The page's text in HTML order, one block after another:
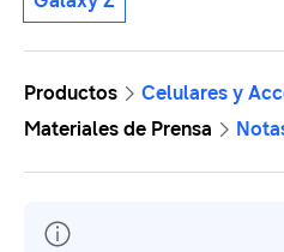
Productos
Celulares y
Materiales de Prensa